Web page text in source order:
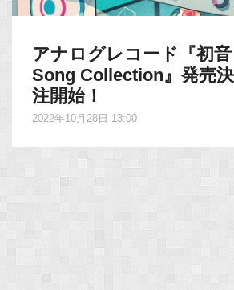
アナログレコード『初
Song Collection』発売
注開始！
2022年10月28日 13:00